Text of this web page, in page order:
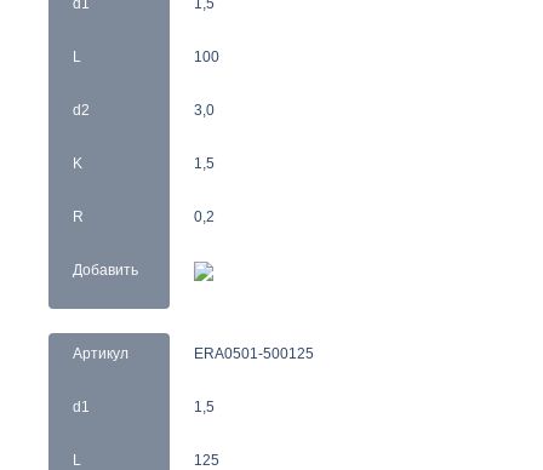
L
d2
K
R
Добавить
100
3,0
1,5
0,2
Артикул
d1
L
ERA0501-500125
1,5
125